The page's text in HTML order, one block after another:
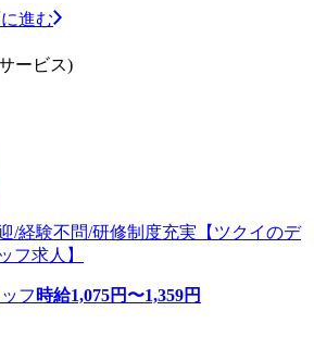
進む
ービス)
/経験不問/研修制度充実【ツクイのデ
フ求人】
フ 時給1,075円〜1,359円